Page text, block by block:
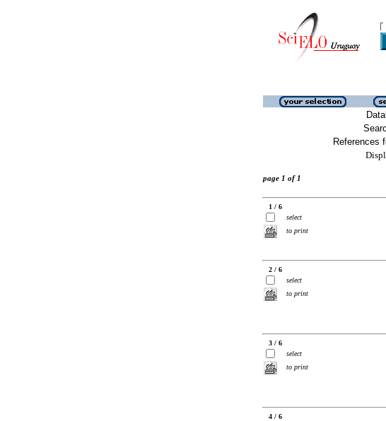
References
page 1 of 1
1 / 6
select
to print
2 / 6
select
to print
3 / 6
select
to print
4 / 6